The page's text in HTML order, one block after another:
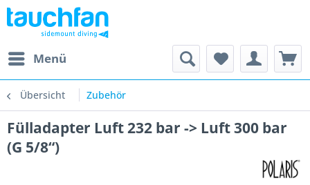
Menü
Übersicht Zubehör
Fülladapter Luft 232 bar -> Luft 300 bar
(G 5/8“)